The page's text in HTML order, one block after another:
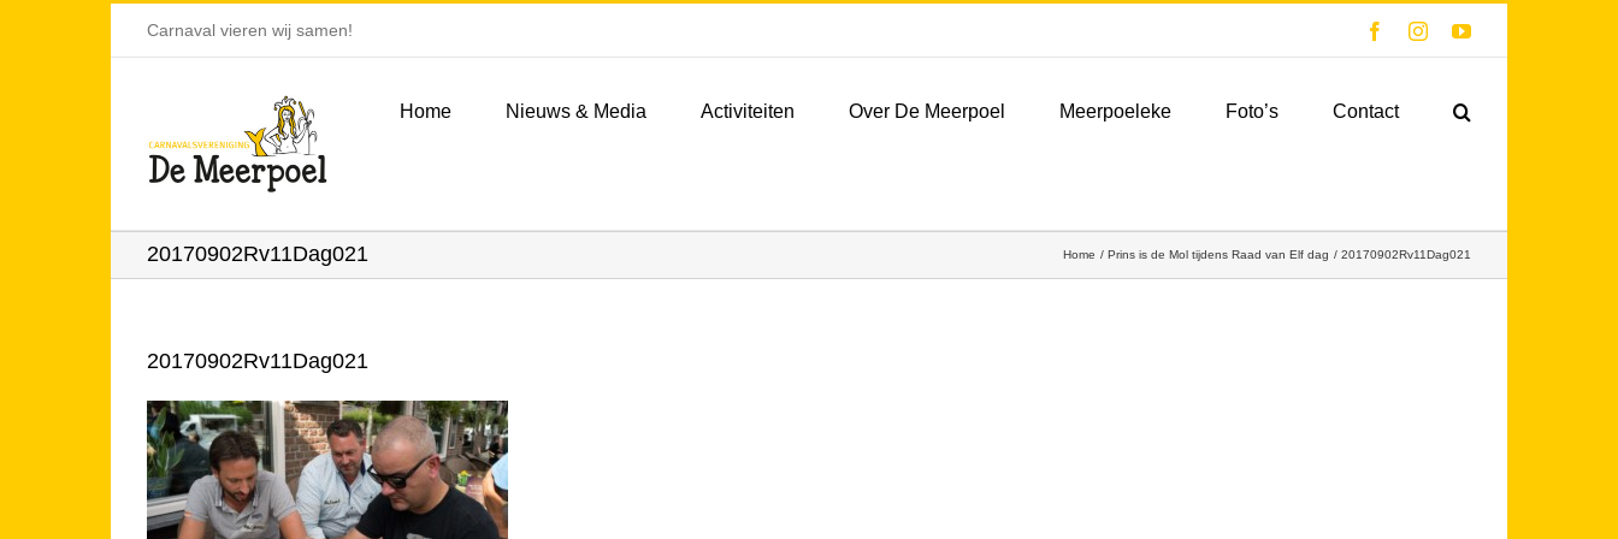
Carnaval vieren wij samen! FacebookInstagramYouTube
Home Nieuws & Media Activiteiten Over De Meerpoel Meerpoeleke Foto’s Contact
20170902Rv11Dag021 Home Prins is de Mol tijdens Raad van Elf dag 20170902Rv11Dag021
20170902Rv11Dag021